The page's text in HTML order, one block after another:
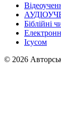
Біблійні
Ісусом
© 2026